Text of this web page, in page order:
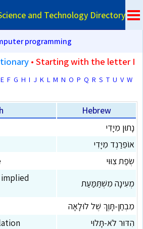
and Technology Directory
programming
• Starting with the letter I
E F G H I J K L M N O P Q R S T U V W
Hebrew
נָתוּן מִיָּדִי
אוֹפֵּרַנְד מִיָּדִי
שְׂפַת צִוּוּי
מְעִינָה מִשְׁתַּמַּעַת
מִבְחַן-תָּוֶךְ שֶׁל לוּלָאָה
הִדּוּר לֹא-תָּלוּי